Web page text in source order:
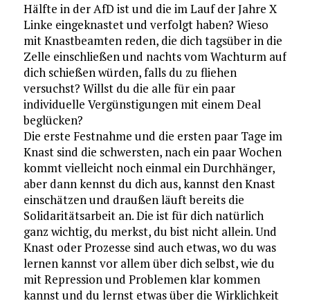
Hälfte in der AfD ist und die im Lauf der Jahre X
Linke eingeknastet und verfolgt haben? Wieso
mit Knastbeamten reden, die dich tagsüber in die
Zelle einschließen und nachts vom Wachturm auf
dich schießen würden, falls du zu fliehen
versuchst? Willst du die alle für ein paar
individuelle Vergünstigungen mit einem Deal
beglücken?
Die erste Festnahme und die ersten paar Tage im
Knast sind die schwersten, nach ein paar Wochen
kommt vielleicht noch einmal ein Durchhänger,
aber dann kennst du dich aus, kannst den Knast
einschätzen und draußen läuft bereits die
Solidaritätsarbeit an. Die ist für dich natürlich
ganz wichtig, du merkst, du bist nicht allein. Und
Knast oder Prozesse sind auch etwas, wo du was
lernen kannst vor allem über dich selbst, wie du
mit Repression und Problemen klar kommen
kannst und du lernst etwas über die Wirklichkeit